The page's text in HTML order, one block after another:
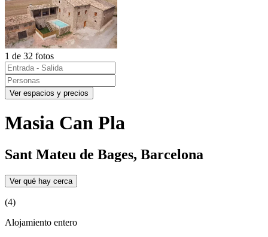
1 de 32 fotos
Ver espacios y precios
Masia Can Pla
Sant Mateu de Bages, Barcelona
Ver qué hay cerca
(4)
Alojamiento entero